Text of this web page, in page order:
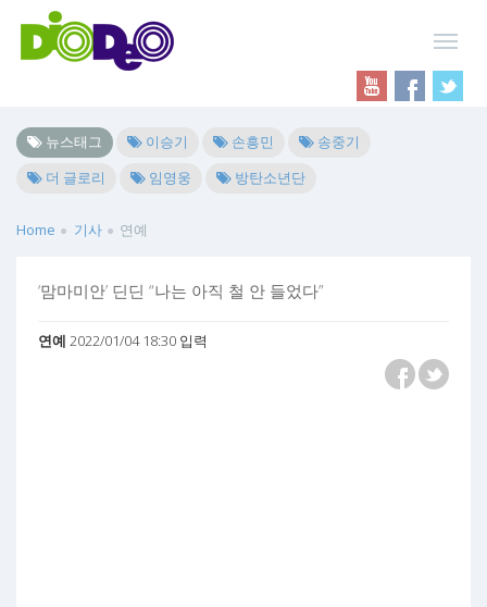
뉴스태그 이승기 손흥민
송중기
더 글로리
임영웅 방탄소년단
Home 기사 연예
‘맘마미안’ 딘딘 “나는 아직 철 안 들었다”
연예 2022/01/04 18:30 입력